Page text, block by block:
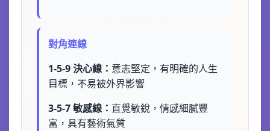
對角連線
1-5-9 決心線： 意志堅定，有明確的人生
目標，不易被外界影響
3-5-7 敏感線： 直覺敏銳，情感細膩豐
富，具有藝術氣質